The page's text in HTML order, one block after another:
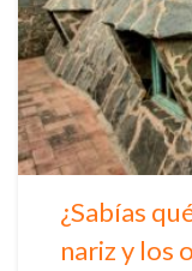
¿Sabías
nariz y los